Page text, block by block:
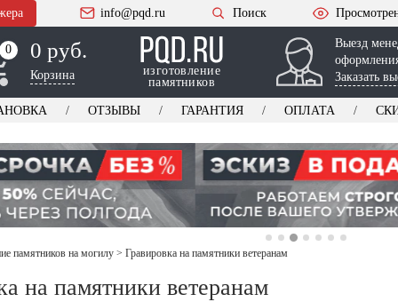
info@pqd.ru Поиск
0
0 0 руб.
Корзина
изготовление
памятников
Выезд
Заказать
ОТЗЫВЫ ГАРАНТИЯ ОПЛАТА
памятников на могилу > Гравировка на памятники ветеранам
на памятники ветеранам